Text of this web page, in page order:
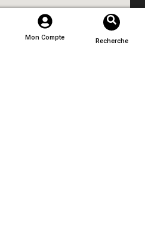
Mon Compte Recherche